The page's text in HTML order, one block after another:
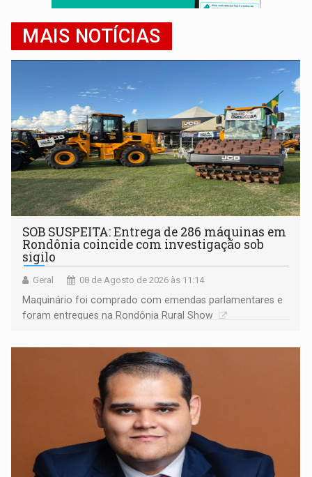
MAIS NOTÍCIAS
SOB SUSPEITA: Entrega de 286 máquinas em
Rondônia coincide com investigação sob
sigilo
Geral 08 de Agosto de 2026 às 11:14
Maquinário foi comprado com emendas parlamentares e
foram entregues na Rondônia Rural Show